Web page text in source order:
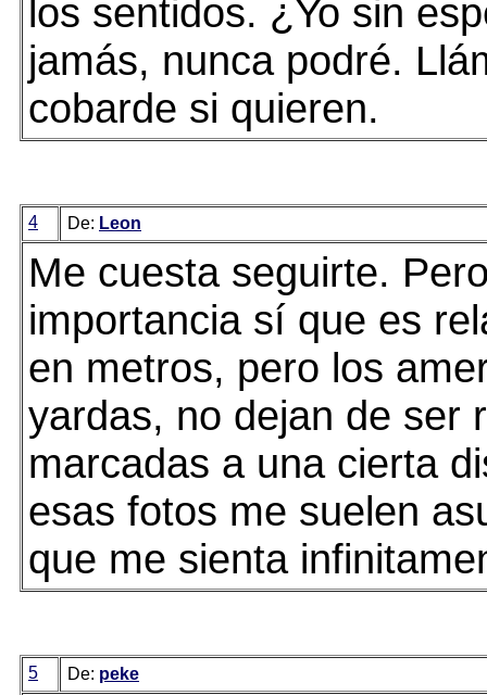
los sentidos. ¿Yo sin
jamás, nunca podré.
cobarde si quieren.
4 De: Leon
Me cuesta seguirte.
importancia sí que es
en metros, pero los
yardas, no dejan de ser
marcadas a una cierta
esas fotos me suelen
que me sienta
5 De: peke